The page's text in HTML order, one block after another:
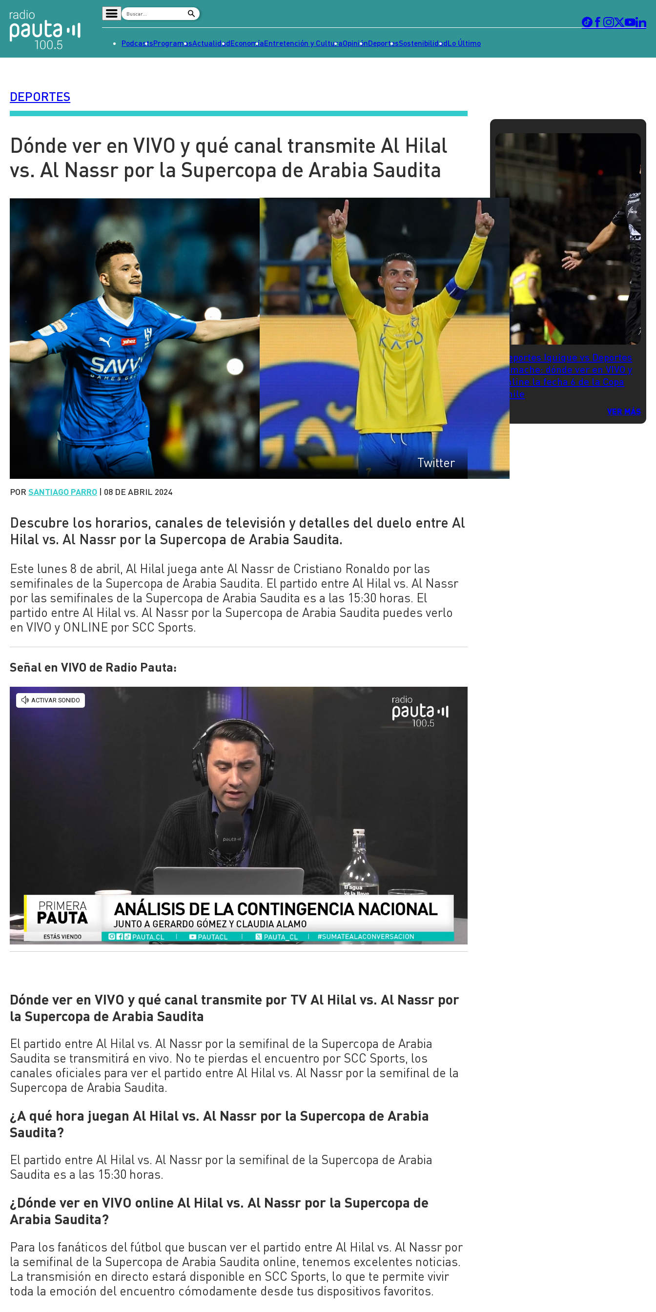
Señal 2
Tendencias
Contenido Patrocinado
PodcastsProgramasActualidadEconomíaEntretención y CulturaOpiniónDeportesSostenibilidadLo Último
DEPORTES
Dónde ver en VIVO y qué canal transmite Al Hilal
vs. Al Nassr por la Supercopa de Arabia Saudita
Twitter
PORSANTIAGO PARRO | 08 DE ABRIL 2024
Descubre los horarios, canales de televisión y detalles del duelo entre Al
Hilal vs. Al Nassr por la Supercopa de Arabia Saudita.
Este lunes 8 de abril, Al Hilal juega ante Al Nassr de Cristiano Ronaldo por las
semifinales de la Supercopa de Arabia Saudita. El partido entre Al Hilal vs. Al Nassr
por las semifinales de la Supercopa de Arabia Saudita es a las 15:30 horas. El
partido entre Al Hilal vs. Al Nassr por la Supercopa de Arabia Saudita puedes verlo
en VIVO y ONLINE por SCC Sports.
Señal en VIVO de Radio Pauta:
Dónde ver en VIVO y qué canal transmite por TV Al Hilal vs. Al Nassr por
la Supercopa de Arabia Saudita
El partido entre Al Hilal vs. Al Nassr por la semifinal de la Supercopa de Arabia
Saudita se transmitirá en vivo. No te pierdas el encuentro por SCC Sports, los
canales oficiales para ver el partido entre Al Hilal vs. Al Nassr por la semifinal de la
Supercopa de Arabia Saudita.
¿A qué hora juegan Al Hilal vs. Al Nassr por la Supercopa de Arabia
Saudita?
El partido entre Al Hilal vs. Al Nassr por la semifinal de la Supercopa de Arabia
Saudita es a las 15:30 horas.
¿Dónde ver en VIVO online Al Hilal vs. Al Nassr por la Supercopa de
Arabia Saudita?
Para los fanáticos del fútbol que buscan ver el partido entre Al Hilal vs. Al Nassr por
la semifinal de la Supercopa de Arabia Saudita online, tenemos excelentes noticias.
La transmisión en directo estará disponible en SCC Sports, lo que te permite vivir
toda la emoción del encuentro cómodamente desde tus dispositivos favoritos.
Deportes Iquique vs Deportes
Limache: dónde ver en VIVO y
online la fecha 6 de la Copa
Chile
VER MÁS